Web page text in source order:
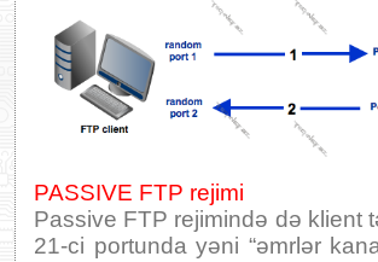
PASSIVE FTP rejimi
Passive FTP rejimində də klient
21-ci portunda yəni “əmrlər